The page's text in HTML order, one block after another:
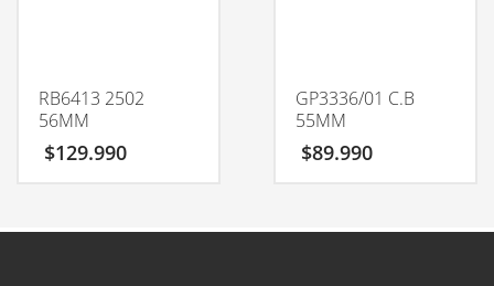
RB6413 2502
56MM
$129.990
GP3336/01 C.B
55MM
$89.990